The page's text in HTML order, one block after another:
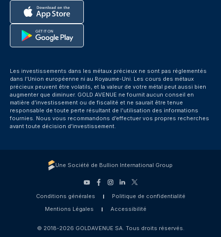
Les investissements dans les métaux précieux ne sont pas réglementés
dans l’Union européenne ni au Royaume-Uni. Les cours des métaux
précieux peuvent être volatils, et la valeur de votre métal peut aussi bien
augmenter que diminuer. GOLD AVENUE ne fournit aucun conseil en
matière d’investissement ou de fiscalité et ne saurait être tenue
responsable de toute perte résultant de l’utilisation des informations
fournies. Nous vous recommandons d’effectuer vos propres recherches
avant toute décision d’investissement.
Une Société de Bullion International Group
Conditions générales
Politique de confidentialité
Mentions Légales
Accessibilité
© 2018-2026 GOLDAVENUE SA. Tous droits réservés.